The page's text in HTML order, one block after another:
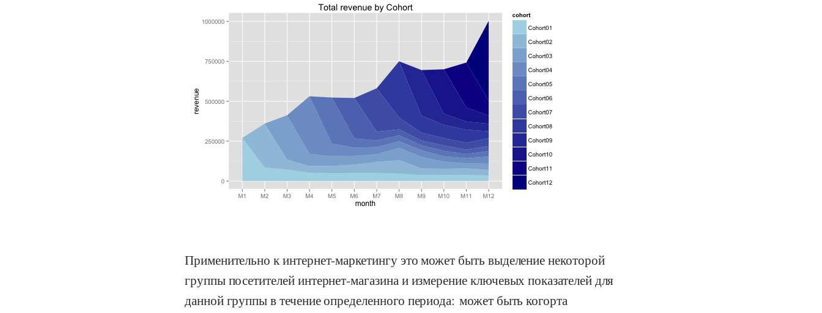
Применительно к интернет-маркетингу это может быть выделение некоторой
группы посетителей интернет-магазина и измерение ключевых показателей для
данной группы в течение определенного периода: может быть когорта